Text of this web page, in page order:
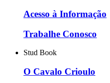
Acesso à Informação
Trabalhe Conosco
Stud Book
O Cavalo Crioulo